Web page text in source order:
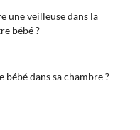
une veilleuse dans la
bébé ?
bébé dans sa chambre ?